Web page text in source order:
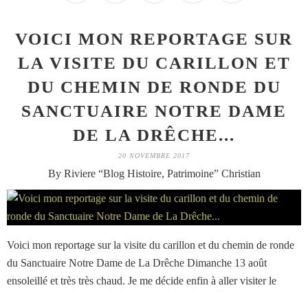
VOICI MON REPORTAGE SUR
LA VISITE DU CARILLON ET
DU CHEMIN DE RONDE DU
SANCTUAIRE NOTRE DAME
DE LA DRÊCHE...
20 NOVEMBRE 2017
By Riviere “Blog Histoire, Patrimoine” Christian
Voici mon reportage sur la visite du carillon et du chemin de ronde
du Sanctuaire Notre Dame de La Drêche Dimanche 13 août
ensoleillé et très très chaud. Je me décide enfin à aller visiter le